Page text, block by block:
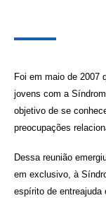
Foi em maio de 2007
jovens com a
objetivo de se
preocupações
Dessa reunião
em exclusivo, à
espírito de